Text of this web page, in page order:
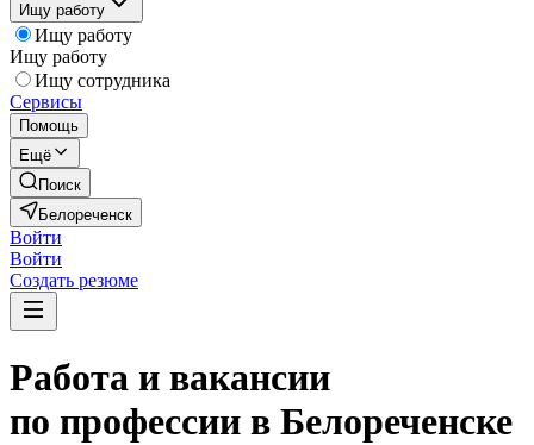
Ищу работу
Ищу работу
Ищу работу
Ищу сотрудника
Сервисы
Помощь
Ещё
Поиск
Белореченск
Войти
Войти
Создать резюме
Работа и вакансии
по профессии в Белореченске